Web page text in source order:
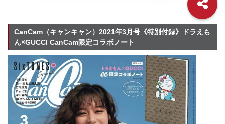
CanCam（キャンキャン）2021年3月号《特別付録》ドラえも
ん×GUCCI CanCam限定コラボノート